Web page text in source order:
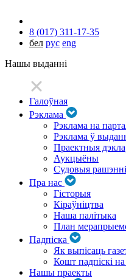
8 (017) 311-17-35
бел рус eng
Нашы выданні
Галоўная
Рэклама
Рэклама на
Рэклама ў
Праектныя
Аукцыёны
Судовыя рашэнні
Пра нас
Гісторыя
Кіраўніцтва
Наша палітыка
План
Падпіска
Як выпісаць
Кошт падпіскі
Нашы праекты